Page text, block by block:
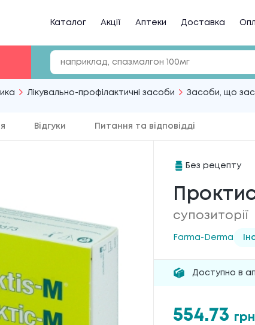
Каталог Акції Аптеки Доставка
Лікувально-профілактичні засоби Засоби, що
Відгуки Питання та відповідді
Без рецепту
супозиторії
Farma-Derma
Доступно в
554.73 грн